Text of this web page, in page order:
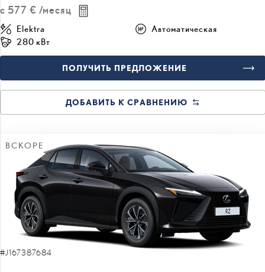
с 577 € /месяц
Elektra
Автоматическая
280 кВт
ПОЛУЧИТЬ ПРЕДЛОЖЕНИЕ
ДОБАВИТЬ К СРАВНЕНИЮ
ВСКОРЕ
#J167387684